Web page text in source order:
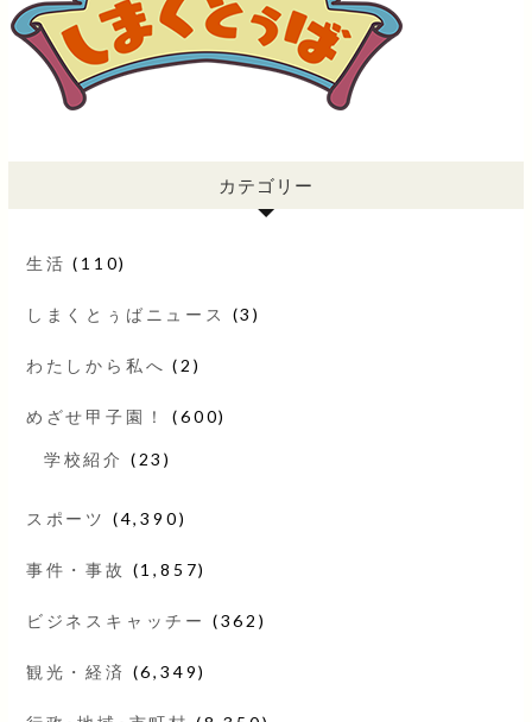
カテゴリー
生活 (110)
しまくとぅばニュース (3)
わたしから私へ (2)
めざせ甲子園！ (600)
学校紹介 (23)
スポーツ (4,390)
事件・事故 (1,857)
ビジネスキャッチー (362)
観光・経済 (6,349)